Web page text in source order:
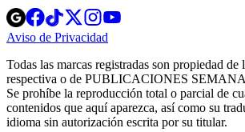
Opens
in
new
Opens
in
new
Opens
in
new
window
Opens
new
windowwindow
Aviso de Privacidad
new
window
Todas las marcas registradas son propiedad de
respectiva o de PUBLICACIONES
Se prohíbe la reproducción total o parcial de
contenidos que aquí aparezca, así como su
idioma sin autorización escrita por su titular.